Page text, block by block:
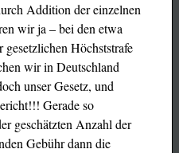
Addition der einzelnen
wir ja – bei den etwa
Höchststrafe
wir in Deutschland
unser Gesetz, und
Gerade so
geschätzten Anzahl der
Gebühr dann die